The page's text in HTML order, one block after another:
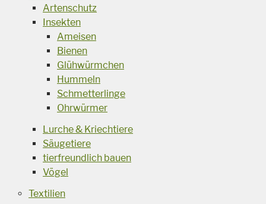
Artenschutz
Insekten
Ameisen
Bienen
Glühwürmchen
Hummeln
Schmetterlinge
Ohrwürmer
Lurche & Kriechtiere
Säugetiere
tierfreundlich bauen
Vögel
Textilien